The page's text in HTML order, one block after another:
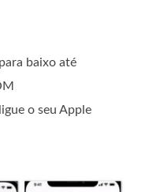
baixo até
o seu Apple